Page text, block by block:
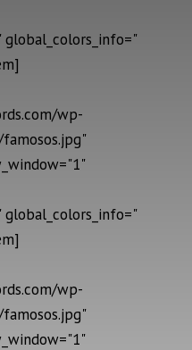
global_colors_info="
wp-
global_colors_info="
wp-